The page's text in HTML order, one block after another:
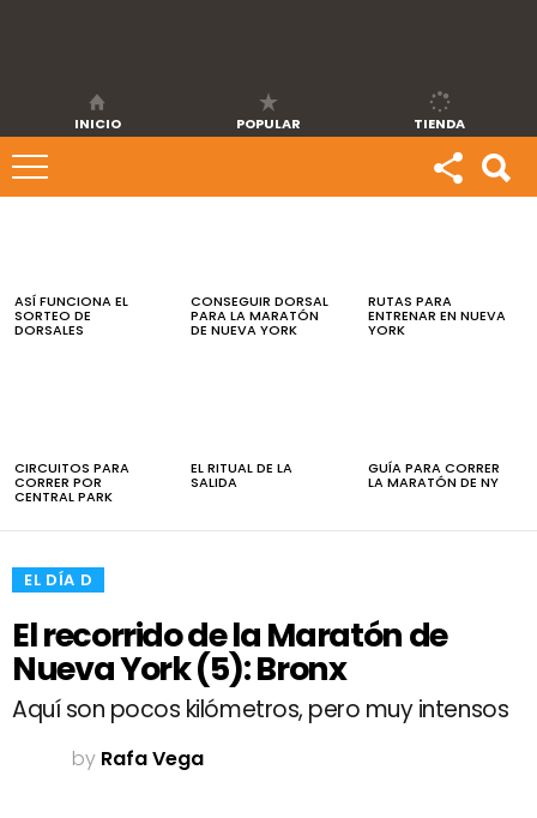
INICIO POPULAR TIENDA
ASÍ FUNCIONA EL
SORTEO DE
DORSALES
CONSEGUIR DORSAL
PARA LA MARATÓN
DE NUEVA YORK
RUTAS PARA
ENTRENAR EN NUEVA
YORK
CIRCUITOS PARA
CORRER POR
CENTRAL PARK
EL RITUAL DE LA
SALIDA
GUÍA PARA CORRER
LA MARATÓN DE NY
​EL DÍA D
El recorrido de la Maratón de
Nueva York (5): Bronx
Aquí son pocos kilómetros, pero muy intensos
by Rafa Vega